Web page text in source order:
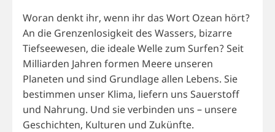
Woran denkt ihr, wenn ihr das Wort Ozean hört?
An die Grenzenlosigkeit des Wassers, bizarre
Tiefseewesen, die ideale Welle zum Surfen? Seit
Milliarden Jahren formen Meere unseren
Planeten und sind Grundlage allen Lebens. Sie
bestimmen unser Klima, liefern uns Sauerstoff
und Nahrung. Und sie verbinden uns – unsere
Geschichten, Kulturen und Zukünfte.